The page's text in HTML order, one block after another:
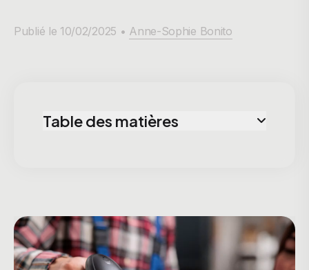
Publié le 10/02/2025 • Anne-Sophie Bonito
Table des matières